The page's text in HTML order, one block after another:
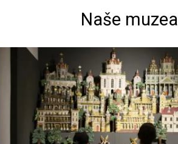
Naše muzea